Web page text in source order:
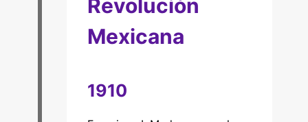
Revolución
Mexicana
1910